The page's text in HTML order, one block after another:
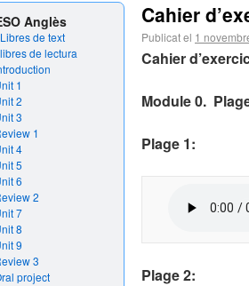
Anglès
de text
de lectura
1
2
3
1
4
5
6
2
7
8
9
3
project
Cahier
Publicat el 1
Cahier
Module 0.
Plage 1:
Plage2: